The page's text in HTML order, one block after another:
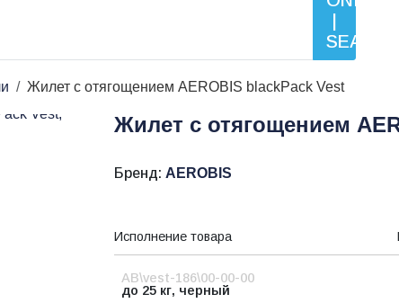
Жилет с отягощением AEROBIS blackPack Vest
Жилет с отягощением
Бренд: AEROBIS
Исполнение товара
AB\vest-186\00-00-00
до 25 кг, черный